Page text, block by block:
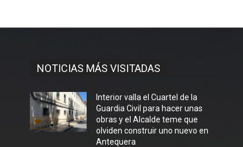
NOTICIAS MÁS VISITADAS
Interior valla el Cuartel de la
Guardia Civil para hacer unas
obras y el Alcalde teme que
olviden construir uno nuevo en
Antequera